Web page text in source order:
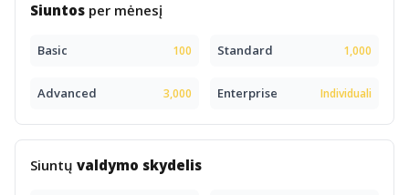
Siuntos per mėnesį
Basic 100 Standard 1,000
Advanced 3,000 Enterprise Individuali
Siuntų valdymo skydelis